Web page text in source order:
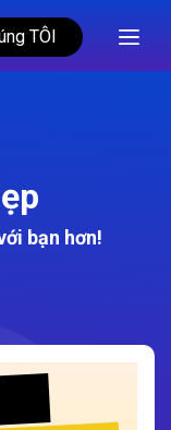
TÔI
bạn hơn!